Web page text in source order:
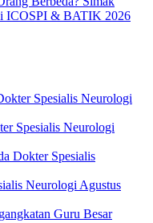
ICOSPI & BATIK 2026
Spesialis Neurologi
Spesialis Neurologi
Dokter Spesialis
Neurologi Agustus
Guru Besar